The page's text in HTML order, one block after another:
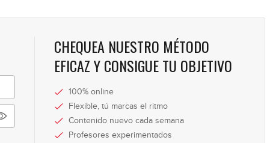
6
7
CHEQUEA NUESTRO MÉTODO
EFICAZ Y CONSIGUE TU OBJETIVO
100% online
Flexible, tú marcas el ritmo
Contenido nuevo cada semana
Profesores experimentados